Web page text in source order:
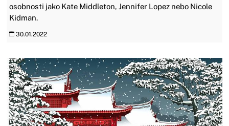
osobnosti jako Kate Middleton, Jennifer Lopez nebo Nicole
Kidman.
30.01.2022